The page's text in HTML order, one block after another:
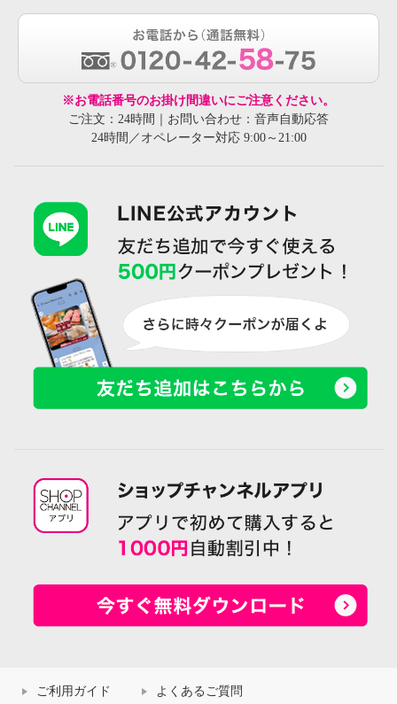
※お電話番号のお掛け間違いにご注意ください。
ご注文：24時間｜お問い合わせ：音声自動応答
24時間／オペレーター対応 9:00～21:00
ご利用ガイド よくあるご質問